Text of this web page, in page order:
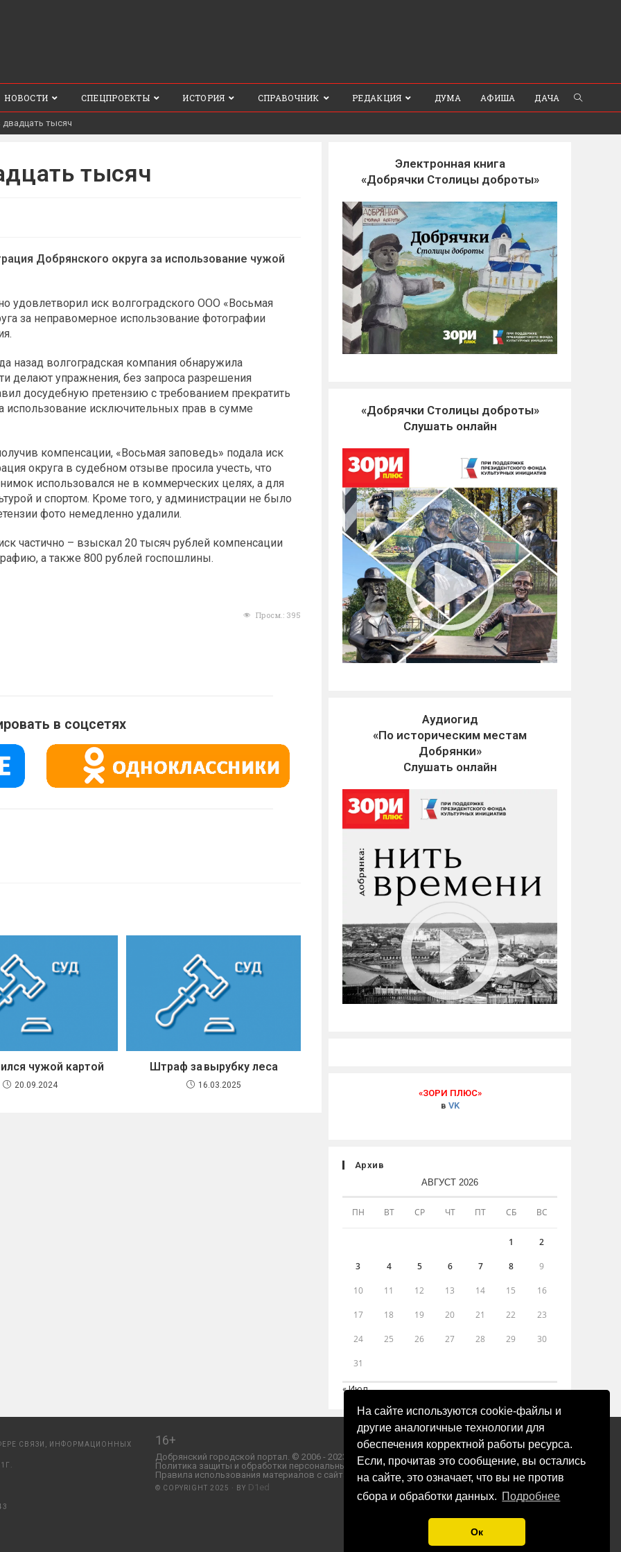
На сайте используются cookie-файлы и
другие аналогичные технологии для
обеспечения корректной работы ресурса.
Если, прочитав это сообщение, вы остались
на сайте, это означает, что вы не против
сбора и обработки данных. Подробнее
Ок
НОВОСТИ СПЕЦПРОЕКТЫ ИСТОРИЯ СПРАВОЧНИК РЕДАКЦИЯ ДУМА АФИША ДАЧА
тысяч
тысяч
Добрянского округа за использование чужой
удовлетворил иск волгоградского ООО «Восьмая
за неправомерное использование фотографии
назад волгоградская компания обнаружила
делают упражнения, без запроса разрешения
досудебную претензию с требованием прекратить
использование исключительных прав в сумме
компенсации, «Восьмая заповедь» подала иск
округа в судебном отзыве просила учесть, что
использовался не в коммерческих целях, а для
и спортом. Кроме того, у администрации не было
фото немедленно удалили.
частично – взыскал 20 тысяч рублей компенсации
а также 800 рублей госпошлины.
Просм.: 395
в соцсетях
чужой картой
20.09.2024
Штраф за вырубку леса
16.03.2025
Электронная книга
«Добрячки Столицы доброты»
«Добрячки Столицы доброты»
Слушать онлайн
Аудиогид
«По историческим местам
Добрянки»
Слушать онлайн
«ЗОРИ ПЛЮС»
в VK
Архив
АВГУСТ 2026
ПН ВТ СР ЧТ ПТ СБ ВС
1 2
3 4 5 6 7 8 9
10 11 12 13 14 15 16
17 18 19 20 21 22 23
24 25 26 27 28 29 30
31
« Июл
СВЯЗИ, ИНФОРМАЦИОННЫХ
16+
Добрянский городской портал. © 2006 - 2023 ООО «Пресса-Том».
Политика защиты и обработки персональных данных ООО «Пресса-Том».
Правила использования материалов с сайта «ЗОРИ ПЛЮС».
© COPYRIGHT 2025 · BY D1ed